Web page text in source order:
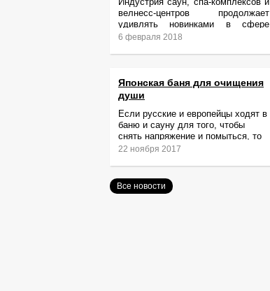
велнесс-центров продолжает
удивлять новинками в сфере
релаксации и ухода за телом.
6 февраля 2018
Японская баня для очищения
души
Если русские и европейцы ходят в
баню и сауну для того, чтобы
снять напряжение и помыться, то
жители Японии идут туда за
22 ноября 2017
Все новости